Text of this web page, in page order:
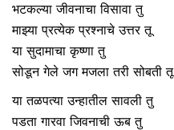
भटकल्या जीवनाचा विसावा तु
माझ्या प्रत्येक प्रश्नाचे उत्तर तू
या सुदामाचा कृष्णा तु
सोडून गेले जग मजला तरी सोबती तू
या तळपत्या उन्हातील सावली तु
पडता गारवा जिवनाची ऊब तु